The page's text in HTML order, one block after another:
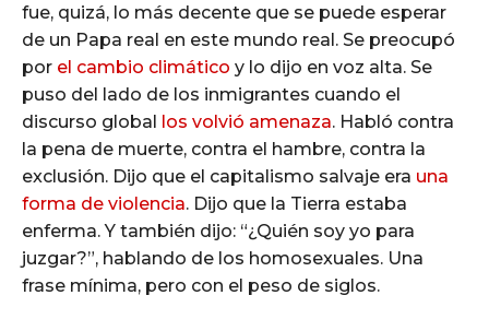
fue, quizá, lo más decente que se puede esperar
de un Papa real en este mundo real. Se preocupó
por el cambio climático y lo dijo en voz alta. Se
puso del lado de los inmigrantes cuando el
discurso global los volvió amenaza. Habló contra
la pena de muerte, contra el hambre, contra la
exclusión. Dijo que el capitalismo salvaje era una
forma de violencia. Dijo que la Tierra estaba
enferma. Y también dijo: “¿Quién soy yo para
juzgar?”, hablando de los homosexuales. Una
frase mínima, pero con el peso de siglos.